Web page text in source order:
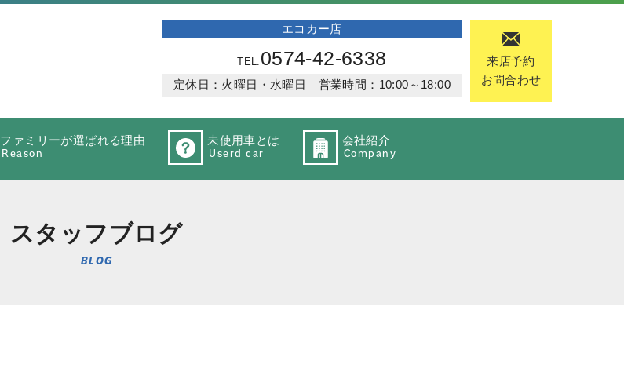
エコカー店
TEL. 0574-42-6338
定休日：火曜日・水曜日 営業時間：10:00～18:00
来店予約
お問合わせ
ファミリーが選ばれる理由
Reason
未使用車とは
Userd car
会社紹介
Company
スタッフブログ
BLOG